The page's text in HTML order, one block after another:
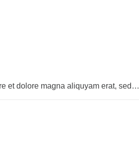
et dolore magna aliquyam erat, sed…